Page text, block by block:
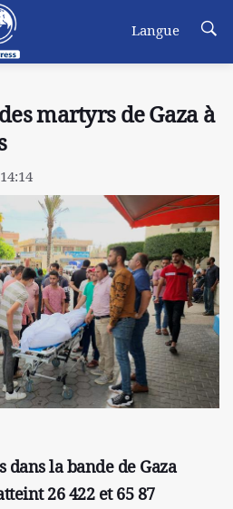
Langue
martyrs de Gaza à
la bande de Gaza
26 422 et 65 87